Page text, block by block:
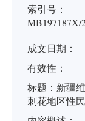
索引号：
MB197187X/
成文日期：
有效性：
标题： 新疆
刺花地区性